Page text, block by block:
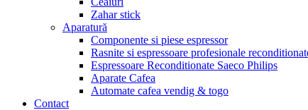
Zahar stick
Aparatură
Componente si piese espressor
Rasnite si espressoare profesionale
Espressoare Reconditionate Saeco Philips
Aparate Cafea
Automate cafea vendig & togo
Contact